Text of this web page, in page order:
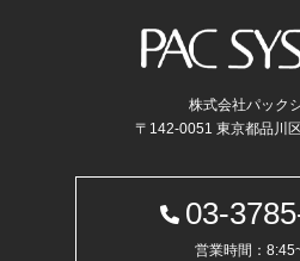
株式会社パック
〒142-0051 東京都品川
03-
営業時間：